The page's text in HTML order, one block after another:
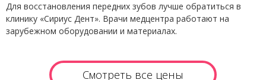
Для восстановления передних зубов лучше обратиться в
клинику «Сириус Дент». Врачи медцентра работают на
зарубежном оборудовании и материалах.
Смотреть все цены